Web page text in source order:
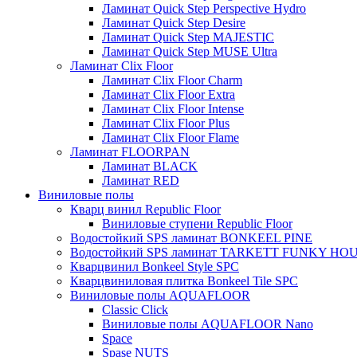
Ламинат Quick Step Perspective Hydro
Ламинат Quick Step Desire
Ламинат Quick Step MAJESTIC
Ламинат Quick Step MUSE Ultra
Ламинат Clix Floor
Ламинат Clix Floor Charm
Ламинат Clix Floor Extra
Ламинат Clix Floor Intense
Ламинат Clix Floor Plus
Ламинат Clix Floor Flame
Ламинат FLOORPAN
Ламинат BLACK
Ламинат RED
Виниловые полы
Кварц винил Republic Floor
Виниловые ступени Republic Floor
Водостойкий SPS ламинат BONKEEL PINE
Водостойкий SPS ламинат TARKETT FUNKY
Кварцвинил Bonkeel Style SPC
Кварцвиниловая плитка Bonkeel Tile SPC
Виниловые полы AQUAFLOOR
Classic Click
Виниловые полы AQUAFLOOR Nano
Space
Spase NUTS